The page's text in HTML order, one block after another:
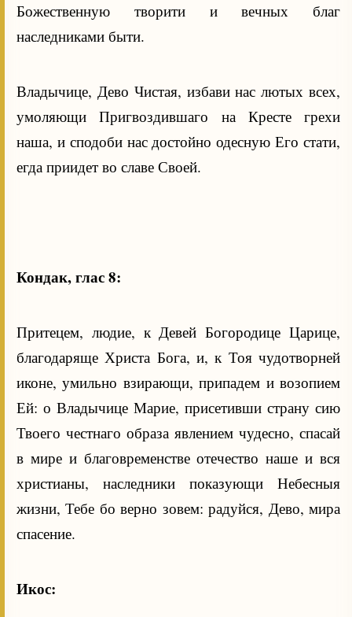
Божественную творити и вечных благ
наследниками быти.
Владычице, Дево Чистая, избави нас лютых всех,
умоляющи Пригвоздившаго на Кресте грехи
наша, и сподоби нас достойно одесную Его стати,
егда приидет во славе Своей.
Кондак, глас 8:
Притецем, людие, к Девей Богородице Царице,
благодаряще Христа Бога, и, к Тоя чудотворней
иконе, умильно взирающи, припадем и возопием
Ей: о Владычице Марие, присетивши страну сию
Твоего честнаго образа явлением чудесно, спасай
в мире и благовременстве отечество наше и вся
христианы, наследники показующи Небесныя
жизни, Тебе бо верно зовем: радуйся, Дево, мира
спасение.
Икос: